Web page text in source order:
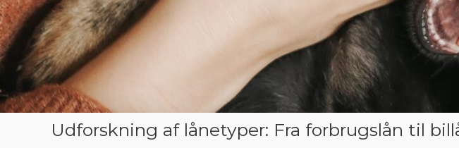
Udforskning af lånetyper: Fra forbrugslån til